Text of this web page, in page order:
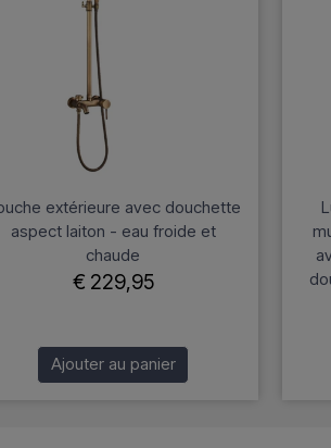
extérieure avec douchette
aspect laiton - eau froide et
chaude
€ 229,95
Ajouter au panier